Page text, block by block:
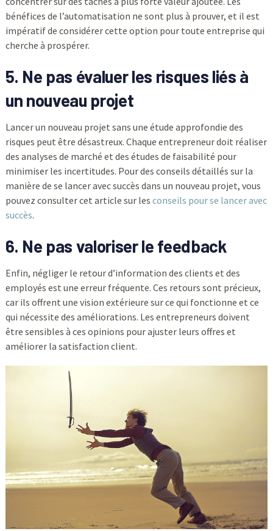
bénéfices de l’automatisation ne sont plus à prouver, et il est
impératif de considérer cette option pour toute entreprise qui
cherche à prospérer.
5. Ne pas évaluer les risques liés à
un nouveau projet
Lancer un nouveau projet sans une étude approfondie des
risques peut être désastreux. Chaque entrepreneur doit réaliser
des analyses de marché et des études de faisabilité pour
minimiser les incertitudes. Pour des conseils détaillés sur la
manière de se lancer avec succès dans un nouveau projet, vous
pouvez consulter cet article sur les conseils pour se lancer avec
succès.
6. Ne pas valoriser le feedback
Enfin, négliger le retour d’information des clients et des
employés est une erreur fréquente. Ces retours sont précieux,
car ils offrent une vision extérieure sur ce qui fonctionne et ce
qui nécessite des améliorations. Les entrepreneurs doivent
être sensibles à ces opinions pour ajuster leurs offres et
améliorer la satisfaction client.